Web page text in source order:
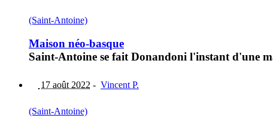
(Saint-Antoine)
Maison néo-basque
Saint-Antoine se fait Donandoni l'instant d'une
17 août 2022 - Vincent P.
(Saint-Antoine)